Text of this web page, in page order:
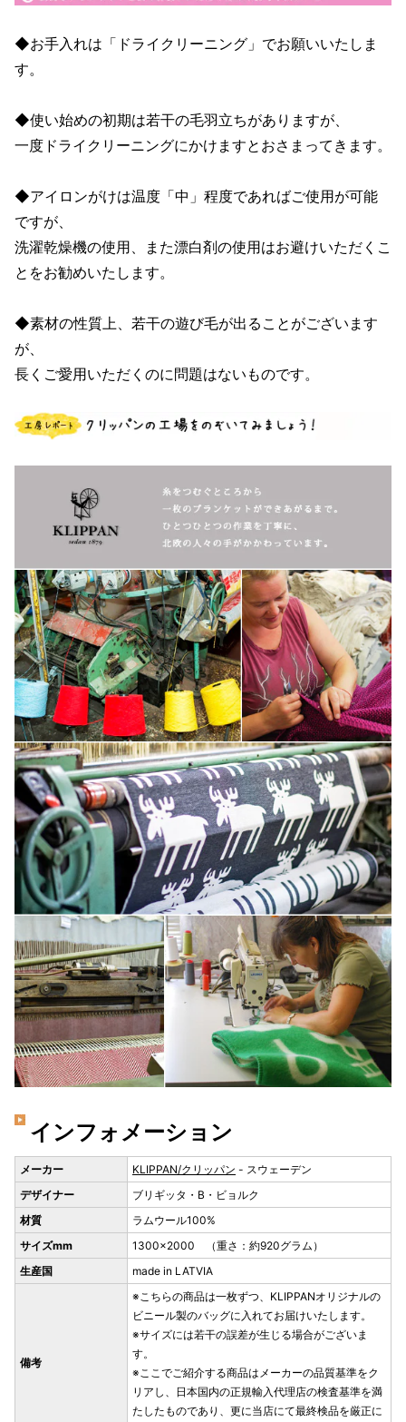
◆お手入れは「ドライクリーニング」でお願いいたしま
す。
◆使い始めの初期は若干の毛羽立ちがありますが、
一度ドライクリーニングにかけますとおさまってきます。
◆アイロンがけは温度「中」程度であればご使用が可能
ですが、
洗濯乾燥機の使用、また漂白剤の使用はお避けいただくこ
とをお勧めいたします。
◆素材の性質上、若干の遊び毛が出ることがございます
が、
長くご愛用いただくのに問題はないものです。
インフォメーション
メーカー KLIPPAN/クリッパン - スウェーデン
デザイナー
ブリギッタ・B・ビョルク
材質
ラムウール100%
サイズmm
1300×2000 （重さ：約920グラム）
生産国
made in LATVIA
備考
※こちらの商品は一枚ずつ、KLIPPANオリジナルの
ビニール製のバッグに入れてお届けいたします。
※サイズには若干の誤差が生じる場合がございま
す。
※ここでご紹介する商品はメーカーの品質基準をク
リアし、日本国内の正規輸入代理店の検査基準を満
たしたものであり、更に当店にて最終検品を厳正に